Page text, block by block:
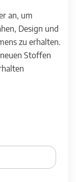
an, um
Design und
zu erhalten.
Stoffen